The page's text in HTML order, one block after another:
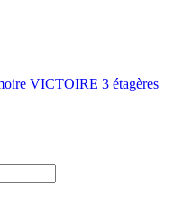
VICTOIRE 3 étagères